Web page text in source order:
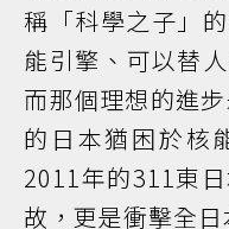
稱「科學之子」
能引擎、可以替
而那個理想的進
的日本猶困於核
2011年的311東
故，更是衝擊全日